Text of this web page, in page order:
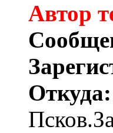
Автор
Откуда: